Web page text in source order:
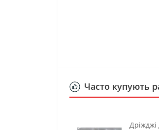
Часто купують
Дріжджі